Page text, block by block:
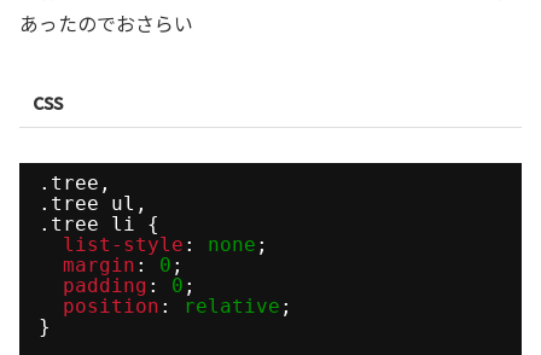
あったのでおさらい
css
.tree,
.tree ul,
.tree li {
list-style : none ;
margin : 0 ;
padding : 0 ;
position : relative ;
}